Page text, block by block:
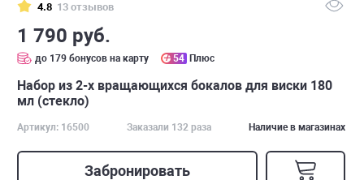
4.8 13 отзывов
1 790 руб.
до 179 бонусов на карту 54 Плюс
Набор из 2-х вращающихся бокалов для виски 180
мл (стекло)
Артикул: 16500 Заказали 132 раза Наличие в магазинах
Забронировать